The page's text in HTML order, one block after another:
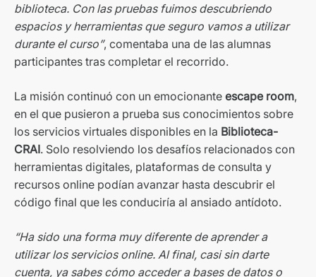
biblioteca. Con las pruebas fuimos descubriendo
espacios y herramientas que seguro vamos a utilizar
durante el curso”, comentaba una de las alumnas
participantes tras completar el recorrido.
La misión continuó con un emocionante escape room,
en el que pusieron a prueba sus conocimientos sobre
los servicios virtuales disponibles en la Biblioteca-
CRAI. Solo resolviendo los desafíos relacionados con
herramientas digitales, plataformas de consulta y
recursos online podían avanzar hasta descubrir el
código final que les conduciría al ansiado antídoto.
“Ha sido una forma muy diferente de aprender a
utilizar los servicios online. Al final, casi sin darte
cuenta, ya sabes cómo acceder a bases de datos o